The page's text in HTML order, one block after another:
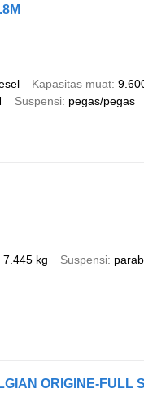
Kapasitas muat
Suspensi pegas/pegas
7.445 kg Suspensi
ORIGINE-FULL